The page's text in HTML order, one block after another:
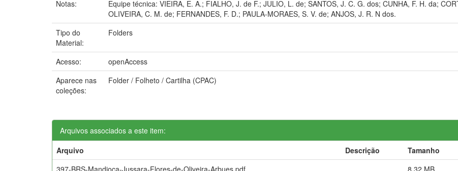
Notas:
Equipe técnica: VIEIRA, E. A.; FIALHO, J. de F.; JULIO, L. de; SANTOS, J. C. G. dos; CUNHA, F. H. da;
OLIVEIRA, C. M. de; FERNANDES, F. D.; PAULA-MORAES, S. V. de; ANJOS, J. R. N dos.
Tipo do
Material:
Folders
Acesso:
openAccess
Aparece nas
coleções:
Folder / Folheto / Cartilha (CPAC)
Arquivos associados a este item:
Arquivo
Descrição Tamanho
397-BRS-Mandioca-Jussara-Flores-de-Oliveira-Arbues.pdf
8,32 MB